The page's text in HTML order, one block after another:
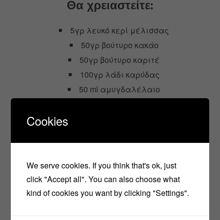
Θα χρειαστείτε:
5γρ λευκό κερί μέλισσας
50γρ βούτυρο κακάο
50γρ βούτυρο καριτέ
100γρ λάδι καρύδας
50 ml αμυγδαλέλαιο
3 βανίλιες σε σκόνη για κέικ
Εκτέλ
εση
Cookies
We serve cookies. If you think that's ok, just
click "Accept all". You can also choose what
kind of cookies you want by clicking "Settings".